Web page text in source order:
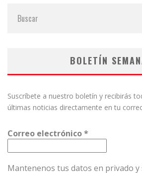
BOLETÍN
Suscríbete a nuestro boletín y recibirás
últimas noticias directamente en tu
Correo electrónico*
Mantenenos tus datos en privado y